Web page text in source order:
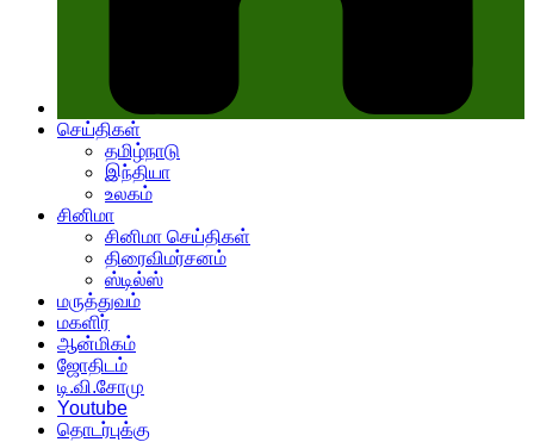
செய்திகள்
தமிழ்நாடு
இந்தியா
உலகம்
சினிமா
சினிமா செய்திகள்
திரைவிமர்சனம்
ஸ்டில்ஸ்
மருத்துவம்
மகளிர்
ஆன்மிகம்
ஜோதிடம்
டி.வி.சோமு
Youtube
தொடர்புக்கு